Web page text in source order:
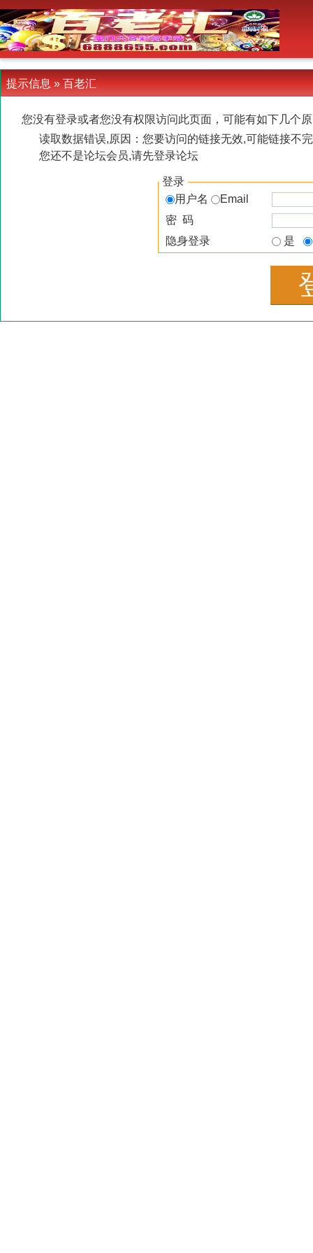
提示信息 » 百老汇
您没有登录或者您没有权限访问此页面，可能有如下几个
读取数据错误,原因：您要访问的链接无效,可能链接不
您还不是论坛会员,请先登录论坛
登录
用户名
Email
密 码
隐身登录
是